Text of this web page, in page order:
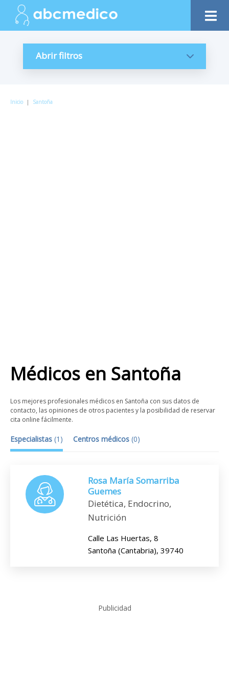
Abrir filtros
Inicio | Santoña
Médicos en Santoña
Los mejores profesionales médicos en Santoña con sus datos de
contacto, las opiniones de otros pacientes y la posibilidad de reservar
cita online fácilmente.
Especialistas (1 ) Centros médicos (0)
Rosa María Somarriba
Guemes
Dietética, Endocrino,
Nutrición
Calle Las Huertas, 8
Santoña (Cantabria), 39740
Publicidad